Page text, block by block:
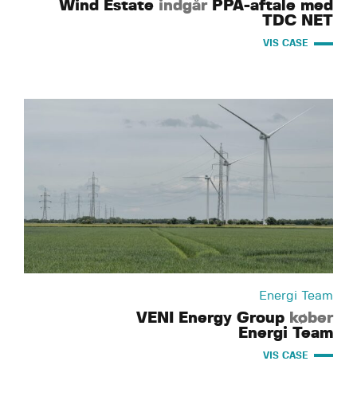
Wind Estate indgårPPA-aftale med
TDC NET
VIS CASE
Energi Team
VENI Energy Group køber
Energi Team
VIS CASE